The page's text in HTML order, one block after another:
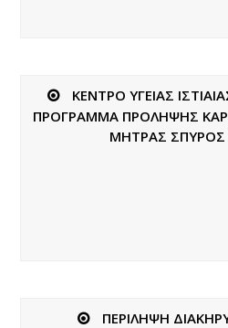
ΚΕΝΤΡΟ ΥΓΕΙΑΣ
ΠΡΟΓΡΑΜΜΑ ΠΡΟΛΗΨΗΣ
ΜΗΤΡΑΣ ΣΠΥΡΟΣ
ΠΕΡΙΛΗΨΗ